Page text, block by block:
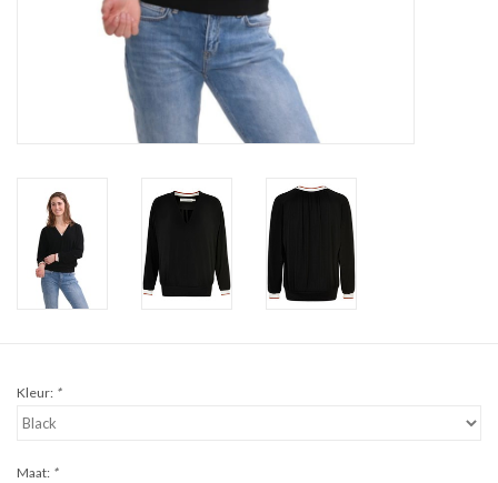
Kleur: *
Maat: *